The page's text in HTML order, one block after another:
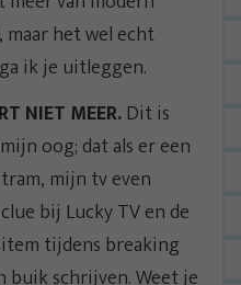
het wel echt
ik je uitleggen.
NIET MEER. Dit is
oog; dat als er een
mijn tv even
bij Lucky TV en de
tijdens breaking